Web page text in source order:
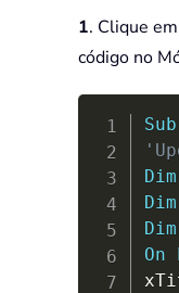
1. Clique em
código no
Sub
Dim
Dim
Dim
On